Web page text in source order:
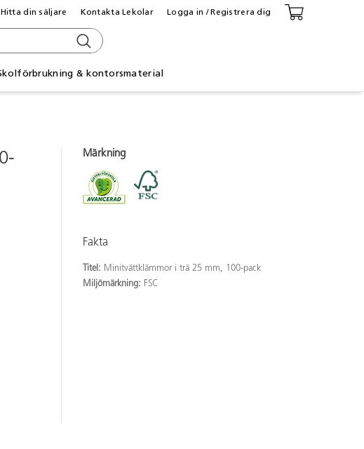
& kontorsmaterial
Hitta din säljare Kontakta Lekolar Logga in / Registrera dig
Märkning
Fakta
Titel: Minitvättklämmor i trä 25 mm, 100-pack
Miljömärkning: FSC